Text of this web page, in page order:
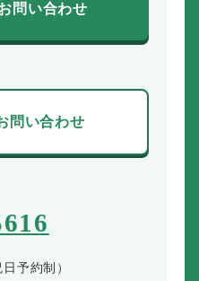
問い合わせ
問い合わせ
予約制）